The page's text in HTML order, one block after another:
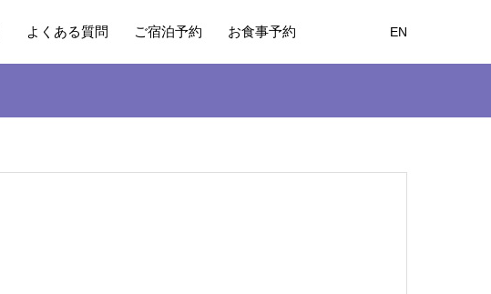
よくある質問 ご宿泊予約 お食事予約 EN